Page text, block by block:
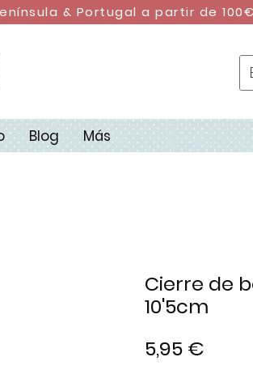
& Portugal a partir de
Blog Más
Cierre de
10'5cm
5,95 €